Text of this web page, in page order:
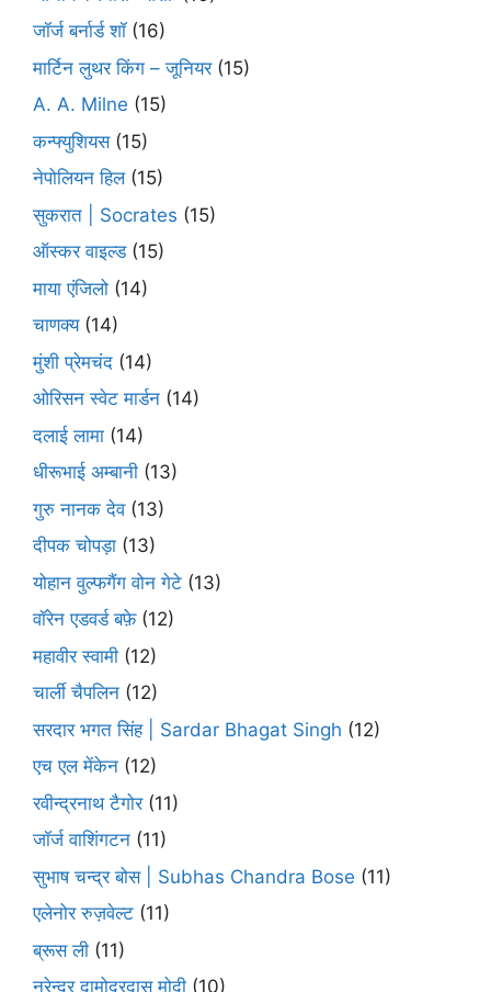
जॉर्ज बर्नार्ड शॉ(16)
मार्टिन लुथर किंग – जूनियर(15)
A. A. Milne (15)
कन्फ्युशियस(15)
नेपोलियन हिल(15)
सुकरात | Socrates (15)
ऑस्कर वाइल्ड(15)
माया एंजिलो (14)
चाणक्य(14)
मुंशी प्रेमचंद (14)
ओरिसन स्‍वेट मार्डन (14)
दलाई लामा (14)
धीरूभाई अम्बानी (13)
गुरु नानक देव(13)
दीपक चोपड़ा (13)
योहान वुल्फगैंग वोन गेटे (13)
वॉरेन एडवर्ड बफ़े(12)
महावीर स्वामी (12)
चार्ली चैपलिन (12)
सरदार भगत सिंह | Sardar Bhagat Singh (12)
एच एल मेंकेन (12)
रवीन्द्रनाथ टैगोर(11)
जॉर्ज वाशिंगटन (11)
सुभाष चन्द्र बोस | Subhas Chandra Bose (11)
एलेनोर रुज़वेल्ट (11)
ब्रूस ली (11)
नरेन्द्र दामोदरदास मोदी (10)